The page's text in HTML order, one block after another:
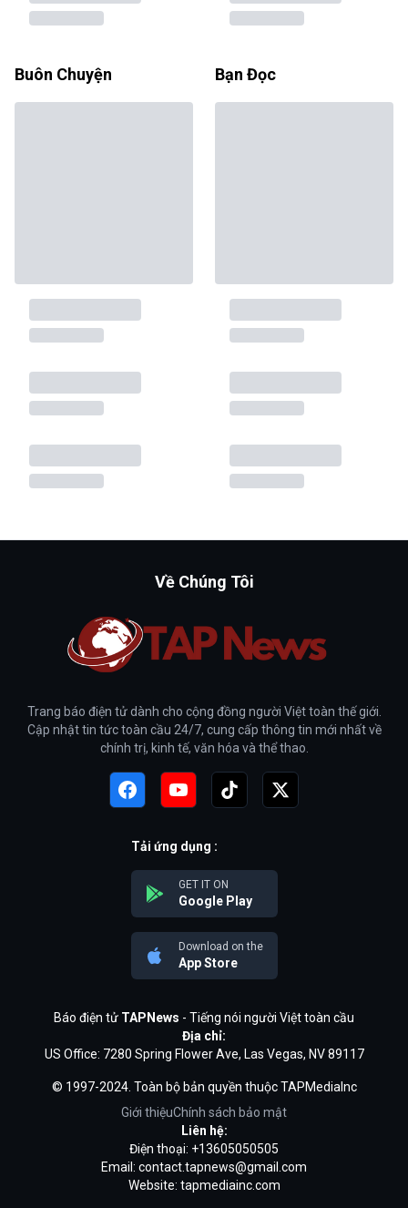
Buôn Chuyện Bạn Đọc
Về Chúng Tôi
Trang báo điện tử dành cho cộng đồng người Việt toàn thế giới.
Cập nhật tin tức toàn cầu 24/7, cung cấp thông tin mới nhất về
chính trị, kinh tế, văn hóa và thể thao.
Tải ứng dụng :
GET IT ON
Google Play
Download on the
App Store
Báo điện tử TAPNews - Tiếng nói người Việt toàn cầu
Địa chỉ:
US Office: 7280 Spring Flower Ave, Las Vegas, NV 89117
© 1997-2024. Toàn bộ bản quyền thuộc TAPMediaInc
Giới thiệuChính sách bảo mật
Liên hệ:
Điện thoại: +13605050505
Email: contact.tapnews@gmail.com
Website: tapmediainc.com